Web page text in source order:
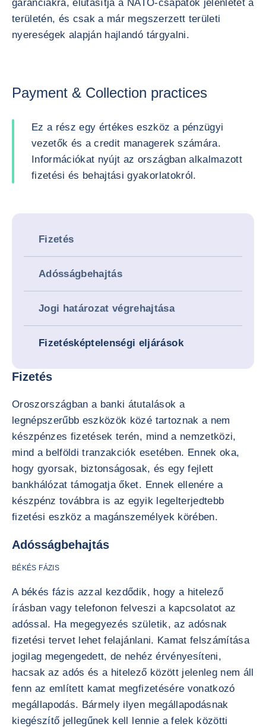
garanciákra, elutasítja a NATO-csapatok jelenlétét a
területén, és csak a már megszerzett területi
nyereségek alapján hajlandó tárgyalni.
Payment & Collection practices
Ez a rész egy értékes eszköz a pénzügyi
vezetők és a credit managerek számára.
Információkat nyújt az országban alkalmazott
fizetési és behajtási gyakorlatokról.
Fizetés
Adósságbehajtás
Jogi határozat végrehajtása
Fizetésképtelenségi eljárások
Fizetés
Oroszországban a banki átutalások a
legnépszerűbb eszközök közé tartoznak a nem
készpénzes fizetések terén, mind a nemzetközi,
mind a belföldi tranzakciók esetében. Ennek oka,
hogy gyorsak, biztonságosak, és egy fejlett
bankhálózat támogatja őket. Ennek ellenére a
készpénz továbbra is az egyik legelterjedtebb
fizetési eszköz a magánszemélyek körében.
Adósságbehajtás
BÉKÉS FÁZIS
A békés fázis azzal kezdődik, hogy a hitelező
írásban vagy telefonon felveszi a kapcsolatot az
adóssal. Ha megegyezés születik, az adósnak
fizetési tervet lehet felajánlani. Kamat felszámítása
jogilag megengedett, de nehéz érvényesíteni,
hacsak az adós és a hitelező között jelenleg nem áll
fenn az említett kamat megfizetésére vonatkozó
megállapodás. Bármely ilyen megállapodásnak
kiegészítő jellegűnek kell lennie a felek közötti